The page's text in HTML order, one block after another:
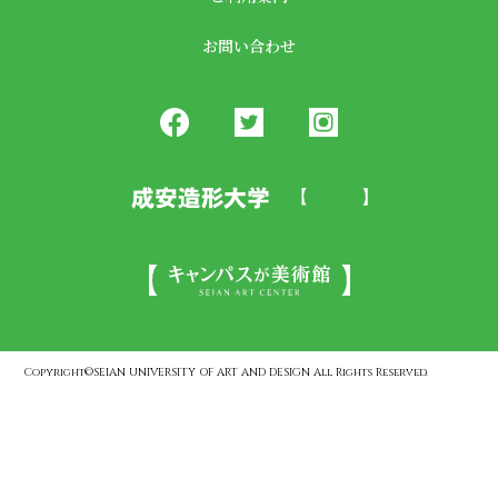
お問い合わせ
Copyright©SEIAN UNIVERSITY OF ART AND DESIGN All Rights Reserved.